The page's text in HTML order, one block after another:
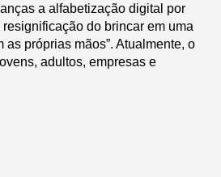
a alfabetização digital por
do brincar em uma
as próprias mãos”. Atualmente, o
adultos, empresas e